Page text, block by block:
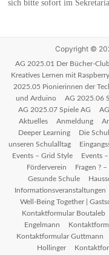
sich bitte sofort im
Copyright ©
AG 2025.01 Der Bücher-Club
Kreatives Lernen mit
2025.05 Pionierinnen der
und Arduino
AG 2025.06
AG 2025.07 Spiele AG
Aktuelles
Anmeldung
Deeper Learning
Die
unseren Schulalltag
Events – Grid Style
Events
Förderverein
Fragen ? –
Gesunde Schule
Informationsveranstaltungen
Well-Being Together |
Kontaktformular Boutaleb
Engelmann
Kontaktformular Guttmann
Hollinger